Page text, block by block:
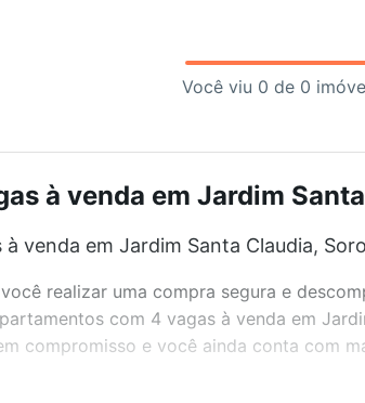
Você viu 0 de 0
à venda em Jardim
venda em Jardim Santa Claudia,
realizar uma compra segura e
com 4 vagas à venda em
compromisso e você ainda conta com